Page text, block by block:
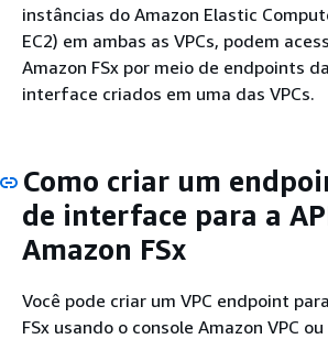
instâncias do Amazon Elastic
EC2) em ambas as VPCs, podem
Amazon FSx por meio de endpoints
interface criados em uma das VPCs.
Como criar um
de interface para a
Amazon FSx
Você pode criar um VPC endpoint
FSx usando o console Amazon VPC ou